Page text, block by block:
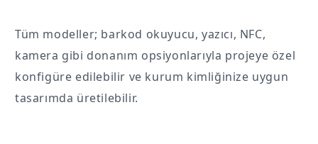
Tüm modeller; barkod okuyucu, yazıcı, NFC,
kamera gibi donanım opsiyonlarıyla projeye özel
konfigüre edilebilir ve kurum kimliğinize uygun
tasarımda üretilebilir.